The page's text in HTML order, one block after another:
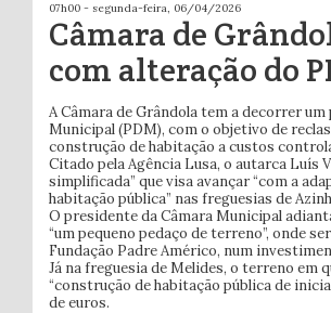
07h00 - segunda-feira, 06/04/2026
Câmara de
com alteração do
A Câmara de Grândola tem a decorrer
Municipal (PDM), com o objetivo de
construção de habitação a custos
Citado pela Agência Lusa, o autarca Luís
simplificada” que visa avançar “com a
habitação pública” nas freguesias de
O presidente da Câmara Municipal
“um pequeno pedaço de terreno”, onde
Fundação Padre Américo, num
Já na freguesia de Melides, o terreno em
“construção de habitação pública de
de euros.